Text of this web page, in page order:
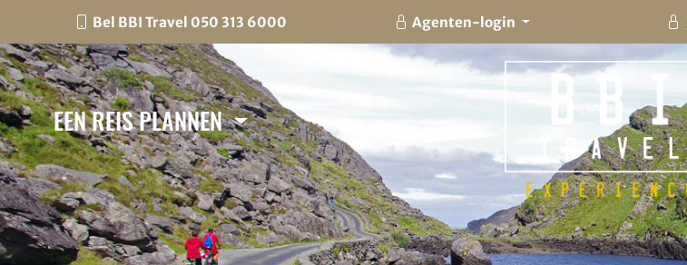
Bel BBI Travel 050 313 6000 Agenten-login
EEN REIS PLANNEN